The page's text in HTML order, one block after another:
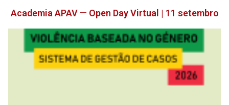
Academia APAV — Open Day Virtual | 11 setembro